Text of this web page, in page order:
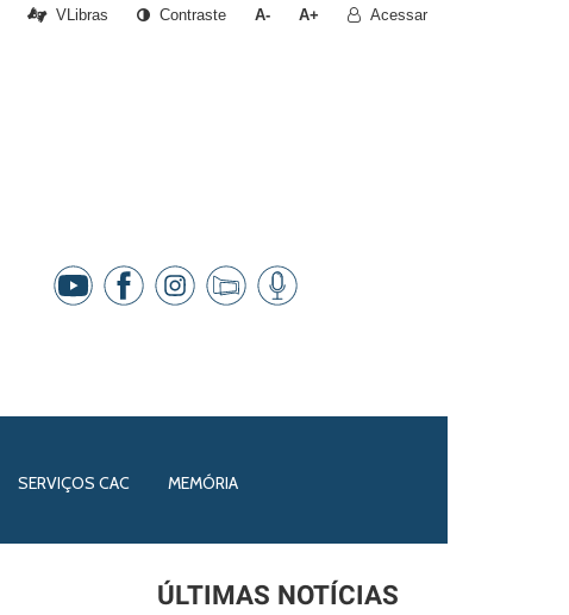
VLibras Contraste A- A+ Acessar
SERVIÇOS CAC MEMÓRIA
ÚLTIMAS NOTÍCIAS